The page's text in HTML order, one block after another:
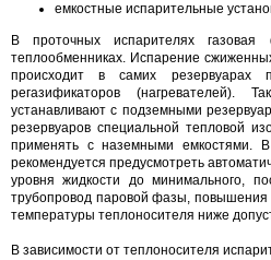
емкостные испарительные
В проточных испарителях
теплообменниках. Испарение
происходит в самих резервуарах
регазификаторов (нагревателей).
устанавливают с подземными
резервуаров специальной тепловой
применять с наземными емкостями.
рекомендуется предусмотреть
уровня жидкости до минимального,
трубопровод паровой фазы, повышения
температуры теплоносителя ниже
В зависимости от теплоносителя